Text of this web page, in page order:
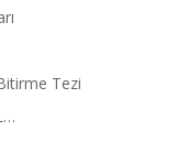
Tezi